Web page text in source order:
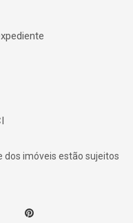
dos imóveis estão sujeitos
Pinterest